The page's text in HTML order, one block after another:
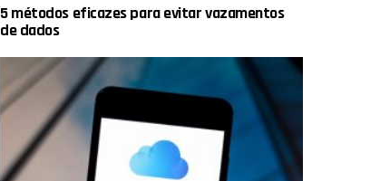
5 métodos eficazes para evitar vazamentos
de dados